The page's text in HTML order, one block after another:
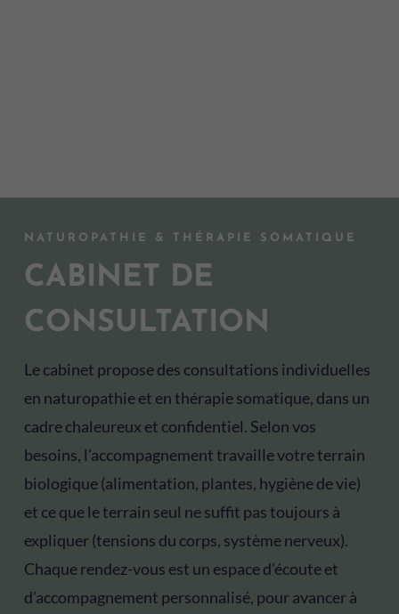
NATUROPATHIE & THÉRAPIE SOMATIQUE
CABINET DE
CONSULTATION
Le cabinet propose des consultations individuelles
en naturopathie et en thérapie somatique, dans un
cadre chaleureux et confidentiel. Selon vos
besoins, l’accompagnement travaille votre terrain
biologique (alimentation, plantes, hygiène de vie)
et ce que le terrain seul ne suffit pas toujours à
expliquer (tensions du corps, système nerveux).
Chaque rendez-vous est un espace d’écoute et
d’accompagnement personnalisé, pour avancer à